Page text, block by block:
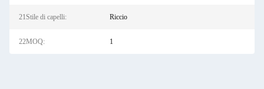
21Stile di capelli: Riccio
22MOQ: 1